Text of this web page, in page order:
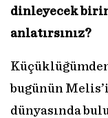
dinleyecek
anlatırsınız?
bugünün
dünyasında